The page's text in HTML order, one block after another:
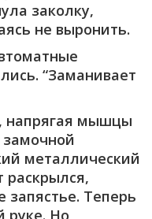
заколку,
не выронить.
“Заманивает
напрягая мышцы
замочной
металлический
раскрылся,
запястье. Теперь